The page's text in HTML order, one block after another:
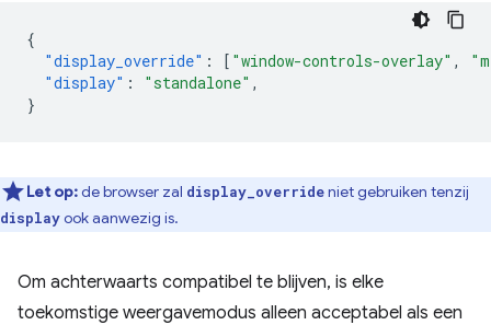
{
"display_override" : [ "window-controls-overlay" ,
"display" : "standalone" ,
}
Let op:de browser zal display_overrideniet gebruiken tenzij
displayook aanwezig is.
Om achterwaarts compatibel te blijven, is elke
toekomstige weergavemodus alleen acceptabel als een